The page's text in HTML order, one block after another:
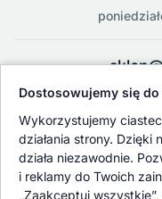
Oferowane przez nas
kontroli jakości oraz
wykwalifikowane osoby
Nasiennictwa.
Dostosowujemy się do
Wykorzystujemy
działania strony. Dzięki
działa niezawodnie.
i reklamy do Twoich
„Zaakceptuj